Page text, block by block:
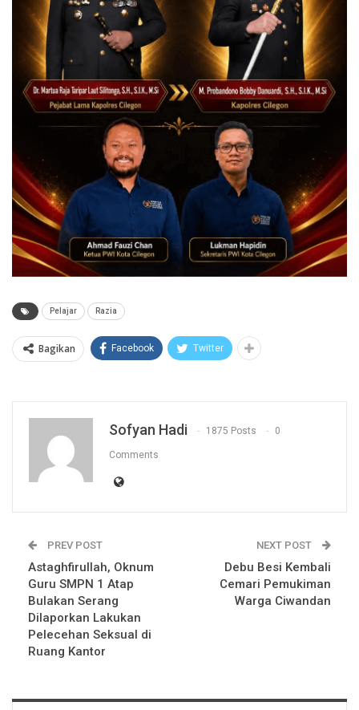
Pelajar Razia
Bagikan Facebook Twitter
Sofyan Hadi 1875 Posts 0
Comments
PREV POST
Astaghfirullah, Oknum
Guru SMPN 1 Atap
Bulakan Serang
Dilaporkan Lakukan
Pelecehan Seksual di
Ruang Kantor
NEXT POST
Debu Besi Kembali
Cemari Pemukiman
Warga Ciwandan